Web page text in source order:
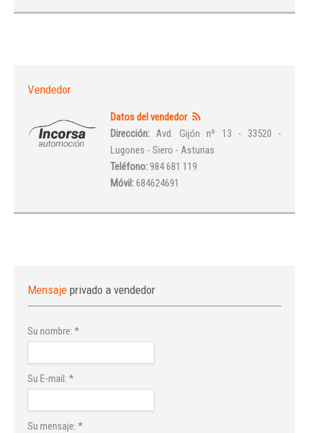
Vendedor
Datos del vendedor
Dirección:Avd. Gijón nº 13 - 33520 -
Lugones - Siero - Asturias
Teléfono:984 681 119
Móvil:684624691
Mensaje privado a vendedor
Su nombre: *
Su E-mail: *
Su mensaje: *